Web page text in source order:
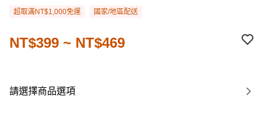
超取滿NT$1,000免運 國家/地區配送
NT$399 ~ NT$469
請選擇商品選項